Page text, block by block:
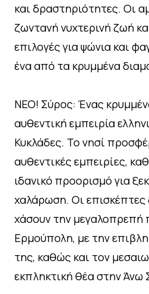
και δραστηριότητες. Οι
ζωντανή νυχτερινή ζωή
επιλογές για ψώνια και
ένα από τα κρυμμένα
NEO! Σύρος: Ένας
αυθεντική εμπειρία
Κυκλάδες. Το νησί
αυθεντικές εμπειρίες,
ιδανικό προορισμό για
χαλάρωση. Οι επισκέπτες
χάσουν την
Ερμούπολη, με την
της, καθώς και τον
εκπληκτική θέα στην Άνω